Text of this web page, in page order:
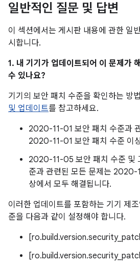
일반적인 질문 및 답변
이 섹션에서는 게시판 내용에 관한 일
시합니다.
1. 내 기기가 업데이트되어 이 문제가
수 있나요?
기기의 보안 패치 수준을 확인하는 방
및 업데이트를 참고하세요.
2020-11-01 보안 패치 수준과
2020-11-01 보안 패치 수준 이
2020-11-05 보안 패치 수준 및
준과 관련된 모든 문제는 2020-
상에서 모두 해결됩니다.
이러한 업데이트를 포함하는 기기 제
준을 다음과 같이 설정해야 합니다.